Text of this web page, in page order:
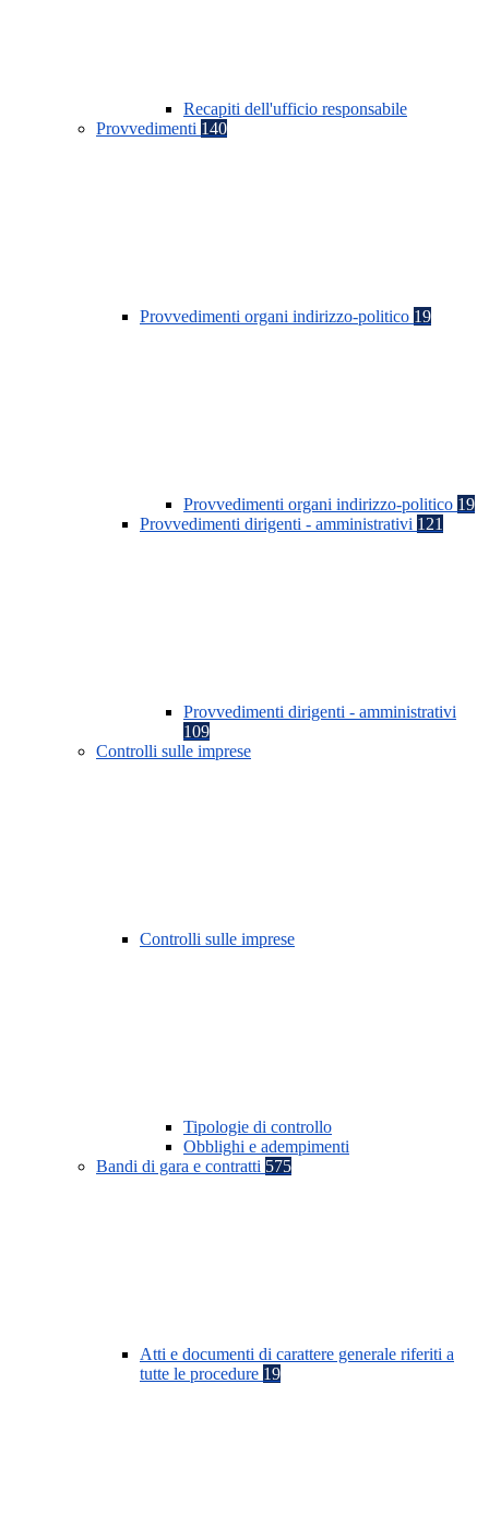
Recapiti dell'ufficio responsabile
Provvedimenti 140
Provvedimenti organi indirizzo-politico 19
Provvedimenti organi indirizzo-politico 19
Provvedimenti dirigenti - amministrativi 121
Provvedimenti dirigenti - amministrativi
109
Controlli sulle imprese
Controlli sulle imprese
Tipologie di controllo
Obblighi e adempimenti
Bandi di gara e contratti 575
Atti e documenti di carattere generale riferiti a
tutte le procedure 19